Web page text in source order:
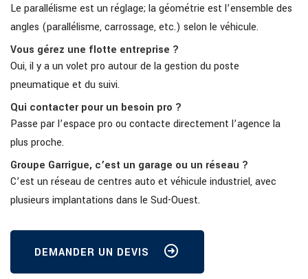
Le parallélisme est un réglage; la géométrie est l’ensemble des
angles (parallélisme, carrossage, etc.) selon le véhicule.
Vous gérez une flotte entreprise ?
Oui, il y a un volet pro autour de la gestion du poste
pneumatique et du suivi.
Qui contacter pour un besoin pro ?
Passe par l’espace pro ou contacte directement l’agence la
plus proche.
Groupe Garrigue, c’est un garage ou un réseau ?
C’est un réseau de centres auto et véhicule industriel, avec
plusieurs implantations dans le Sud-Ouest.
DEMANDER UN DEVIS